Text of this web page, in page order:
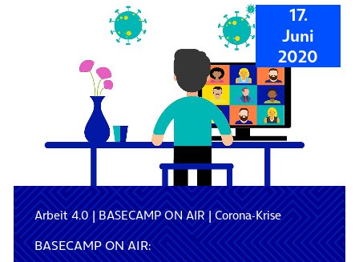
17.
Juni
2020
Arbeit 4.0|BASECAMP ON AIR|Corona-Krise
BASECAMP ON AIR: